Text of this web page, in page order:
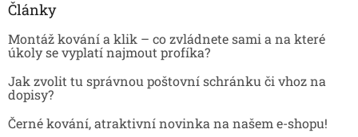
Články
Montáž kování a klik – co zvládnete sami a na které
úkoly se vyplatí najmout profíka?
Jak zvolit tu správnou poštovní schránku či vhoz na
dopisy?
Černé kování, atraktivní novinka na našem e-shopu!